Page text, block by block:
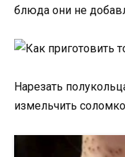
блюда они не
Нарезать
измельчить